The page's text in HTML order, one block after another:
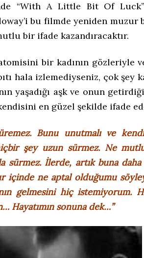
“With A Little Bit Of Luck”
bu filmde yeniden muzur
bir ifade kazandıracaktır.
bir kadının gözleriyle
hala izlemediyseniz, çok şey
yaşadığı aşk ve onun
en güzel şekilde ifade
Bunu unutmalı ve
hiçbir şey uzun sürmez. Ne
sürmez. İlerde, artık buna daha
içinde ne aptal olduğumu
gelmesini hiç istemiyorum.
Hayatımın sonuna dek…”